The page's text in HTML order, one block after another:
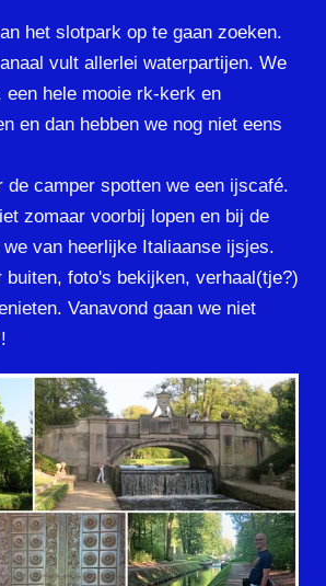
het slotpark op te gaan zoeken.
vult allerlei waterpartijen. We
een hele mooie rk-kerk en
en dan hebben we nog niet eens
de camper spotten we een ijscafé.
zomaar voorbij lopen en bij de
van heerlijke Italiaanse ijsjes.
buiten, foto's bekijken, verhaal(tje?)
Vanavond gaan we niet